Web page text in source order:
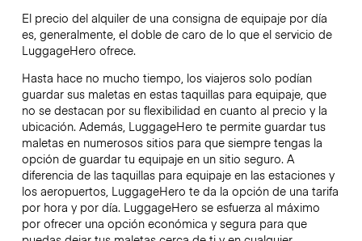
El precio del alquiler de una consigna de equipaje por día
es, generalmente, el doble de caro de lo que el servicio de
LuggageHero ofrece.
Hasta hace no mucho tiempo, los viajeros solo podían
guardar sus maletas en estas taquillas para equipaje, que
no se destacan por su flexibilidad en cuanto al precio y la
ubicación. Además, LuggageHero te permite guardar tus
maletas en numerosos sitios para que siempre tengas la
opción de guardar tu equipaje en un sitio seguro. A
diferencia de las taquillas para equipaje en las estaciones y
los aeropuertos, LuggageHero te da la opción de una tarifa
por hora y por día. LuggageHero se esfuerza al máximo
por ofrecer una opción económica y segura para que